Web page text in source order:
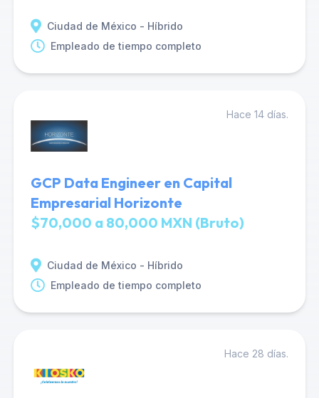
Ciudad de México - Híbrido
Empleado de tiempo completo
Hace 14 días.
GCP Data Engineer en Capital
Empresarial Horizonte
$70,000 a 80,000 MXN (Bruto)
Ciudad de México - Híbrido
Empleado de tiempo completo
Hace 28 días.